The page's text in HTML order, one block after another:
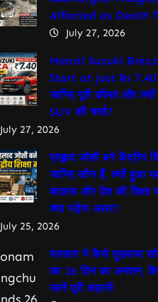
Affected as Death
July 27, 2026
Maruti Suzuki
Start at Just Rs
जानिए पूरी कीमत और
SUV की चर्चा?
July 27, 2026
प्रह्लाद जोशी बने केंद्रीय
जानिए कौन हैं, क्यों हुआ
बदलाव और देश की शिक्षा
क्या पड़ेगा असर?
July 25, 2026
सरकार ने कैसे तुड़वाया
का 26 दिन का अनशन,
जानें पूरी कहानी